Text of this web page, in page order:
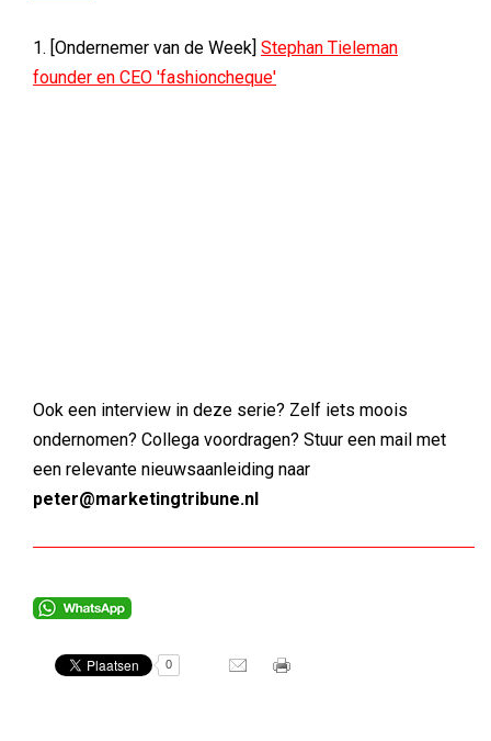
1. [Ondernemer van de Week] Stephan Tieleman
founder en CEO 'fashioncheque'
Ook een interview in deze serie? Zelf iets moois
ondernomen? Collega voordragen? Stuur een mail met
een relevante nieuwsaanleiding naar
peter@marketingtribune.nl
0